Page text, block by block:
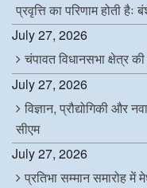
प्रवृत्ति का परिणाम होती हैः
July 27, 2026
चंपावत विधानसभा क्षेत्र
July 27, 2026
विज्ञान, प्रौद्योगिकी और
सीएम
July 27, 2026
प्रतिभा सम्मान समारोह में